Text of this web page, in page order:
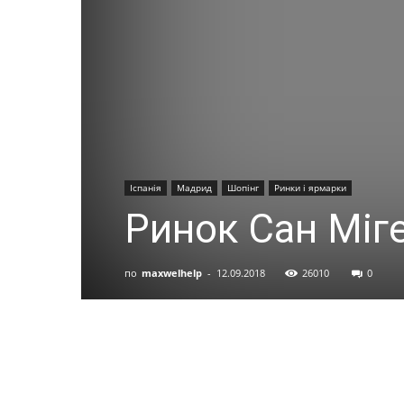
Іспанія Мадрид Шопінг Ринки і ярмарки
Ринок Сан
по maxwelhelp - 12.09.2018 26010 0